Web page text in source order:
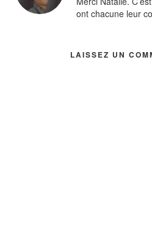
ont chacune leur
LAISSEZ UN